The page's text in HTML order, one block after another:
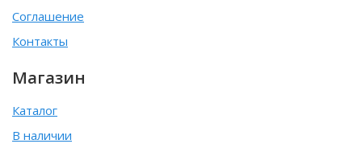
Соглашение
Контакты
Магазин
Каталог
В наличии